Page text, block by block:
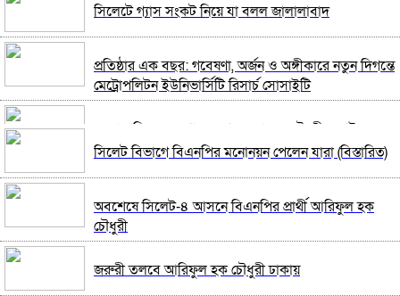
নর্থ ইস্ট ইউনিভার্সিটিতে রচনা ও আবৃত্তি প্রতিযোগিতার
পুরষ্কার বিতরণী অনুষ্ঠিত
সিকৃবি’তে জুলাই গণ-অভ্যুত্থান দিবস উপলক্ষে বৃক্ষরোপণ
কর্মসুচি পালন
রসময় মেমোরিয়াল উচ্চ বিদ্যালয়ের নতুন ভবনের উদ্বোধন
মেট্রোপলিটন ইউনিভার্সিটিতে “পারস্য কবিতা ও বাংলা
কবিতা: যোগাযোগ ও সম্ভাবনা” শীর্ষক সেমিনার
সিলেটের জোড়া ব্রিজের পাশ থেকে আ ট ক ফরহাদ- বাদশা
সিলেটে গ্যাস সংকট নিয়ে যা বলল জালালাবাদ
প্রতিষ্ঠার এক বছর: গবেষণা, অর্জন ও অঙ্গীকারে নতুন দিগন্তে
মেট্রোপলিটন ইউনিভার্সিটি রিসার্চ সোসাইটি
জেলা পরিষদের প্রশাসক আবুল কাহের চৌধুরী জুলাই
স্মৃতিস্তম্ভে শ্রদ্ধা নিবেদন
সিলেট মহানগর ছাত্রশিবিরের মিছিল সম্পন্ন
ধরিত্রী রক্ষায় আমরা’র উদ্যোগে সিলেটে বৃক্ষ রোপনের
কর্মসূচি পালন
সিলেট বিভাগে বিএনপির মনোনয়ন পেলেন যারা (বিস্তারিত)
অবশেষে সিলেট-৪ আসনে বিএনপির প্রার্থী আরিফুল হক
চৌধুরী
জরুরী তলবে আরিফুল হক চৌধুরী ঢাকায়